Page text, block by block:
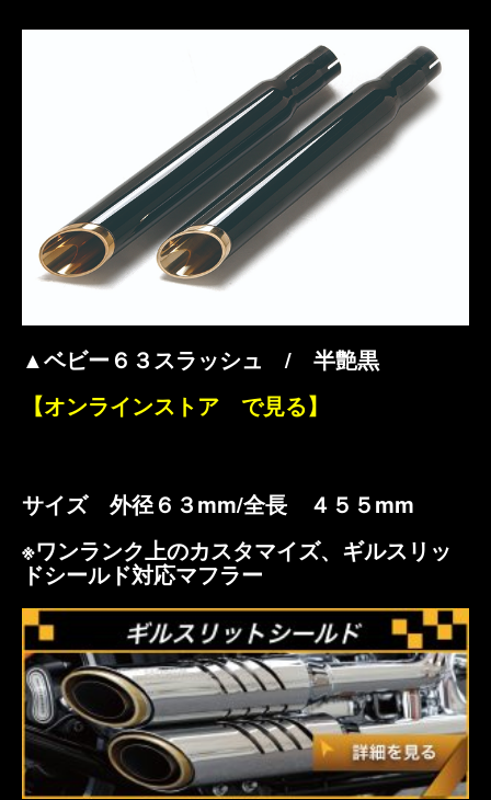
▲ベビー６３スラッシュ / 半艶黒
【オンラインストア で見る】
サイズ 外径６３mm/全長 ４５５mm
※ワンランク上のカスタマイズ、ギルスリッ
ドシールド対応マフラー